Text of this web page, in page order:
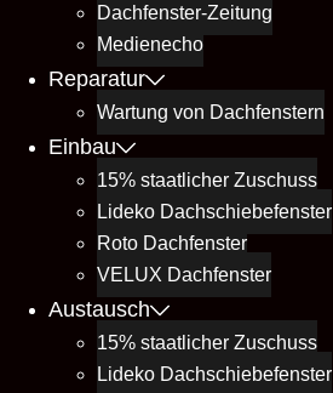
Dachfenster-Zeitung
Medienecho
Reparatur
Wartung von Dachfenstern
Einbau
15% staatlicher Zuschuss
Lideko Dachschiebefenster
Roto Dachfenster
VELUX Dachfenster
Austausch
15% staatlicher Zuschuss
Lideko Dachschiebefenster